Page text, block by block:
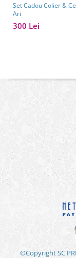
Set Cadou Colier &
Ari
300 Lei
©Copyright SC